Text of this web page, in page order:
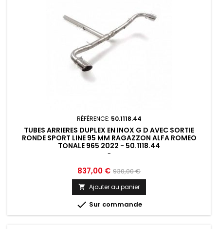
RÉFÉRENCE: 50.1118.44
TUBES ARRIERES DUPLEX EN INOX G D AVEC SORTIE
RONDE SPORT LINE 95 MM RAGAZZON ALFA ROMEO
TONALE 965 2022 - 50.1118.44
-
Prix
837,00 € Prix
de
base
930,00 €
 Ajouter au panier
 Sur commande